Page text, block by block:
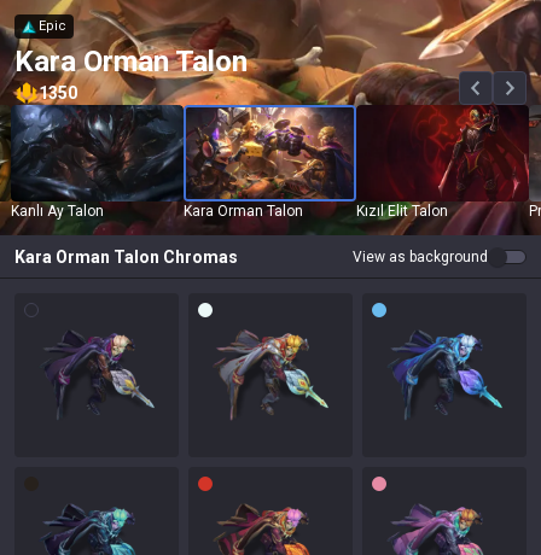
Epic
Kara Orman Talon
1350
Kanlı Ay Talon Kara Orman Talon Kızıl Elit Talon
Kara Orman Talon Chromas View as background